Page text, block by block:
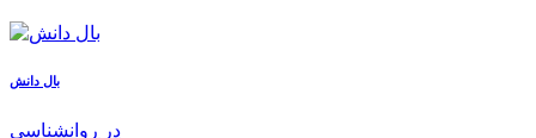
بال دانش
در روانشناسی